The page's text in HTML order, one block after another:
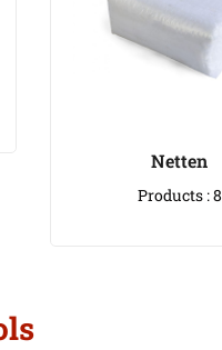
Netten
Products : 8